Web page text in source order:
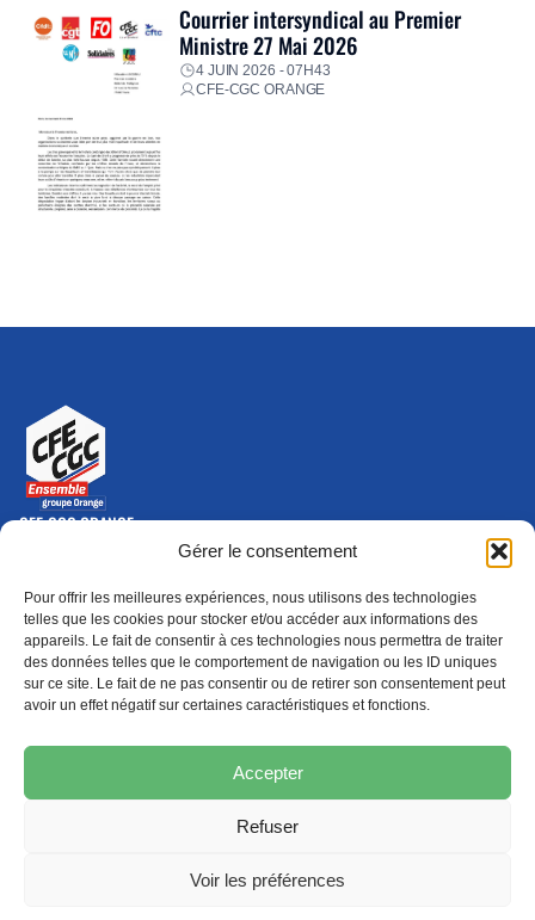
Gérer le consentement
Pour offrir les meilleures expériences, nous utilisons des technologies
telles que les cookies pour stocker et/ou accéder aux informations des
appareils. Le fait de consentir à ces technologies nous permettra de traiter
des données telles que le comportement de navigation ou les ID uniques
sur ce site. Le fait de ne pas consentir ou de retirer son consentement peut
avoir un effet négatif sur certaines caractéristiques et fonctions.
Accepter
Refuser
Voir les préférences
Courrier intersyndical au Premier
Ministre 27 Mai 2026
4 JUIN 2026 - 07H43
CFE-CGC ORANGE
CFE-CGC ORANGE
10-12 rue Saint Amand, 75015 Paris Cedex 15
Nous contacter
01 46 79 28 74
S'ABONNER(NOUVELLE FENÊTRE)
ADHÉRER
Épargne
(nouvelle fenêtre) Formation
(nouvelle fenêtre)
POLITIQUE DE COOKIES